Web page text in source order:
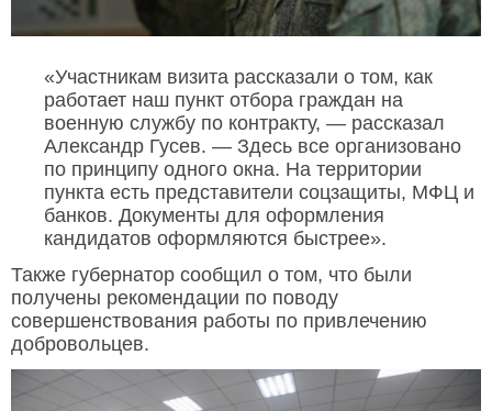
«Участникам визита рассказали о том, как
работает наш пункт отбора граждан на
военную службу по контракту, — рассказал
Александр Гусев. — Здесь все организовано
по принципу одного окна. На территории
пункта есть представители соцзащиты, МФЦ и
банков. Документы для оформления
кандидатов оформляются быстрее».
Также губернатор сообщил о том, что были
получены рекомендации по поводу
совершенствования работы по привлечению
добровольцев.